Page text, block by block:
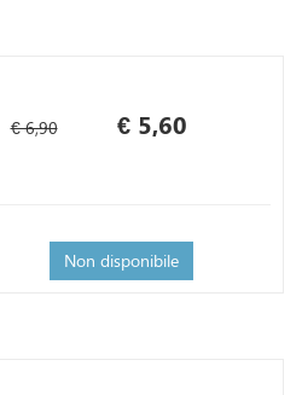
€ 6,90
scontato
€ 5,60
Non disponibile